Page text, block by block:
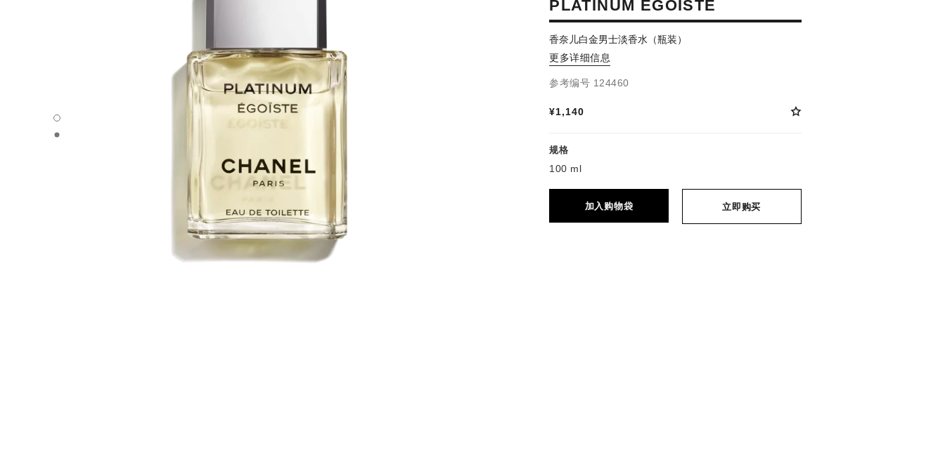
PLATINUM ÉGOÏSTE - 默认视图
PLATINUM ÉGOÏSTE - 备用视图1
PLATINUM ÉGOÏSTE
香奈儿白金男士淡香水（瓶装）
更多详细信息
参考编号 124460
¥1,140
规格
100 ml
加入购物袋 立即购买